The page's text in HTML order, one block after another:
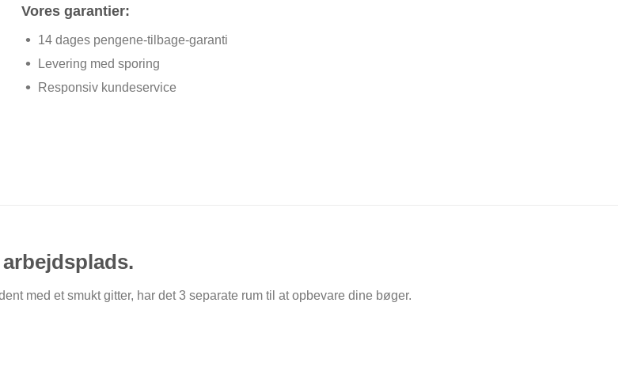
Vores garantier:
14 dages pengene-tilbage-garanti
Levering med sporing
Responsiv kundeservice
med et smukt gitter, har det 3 separate rum til at opbevare dine bøger.